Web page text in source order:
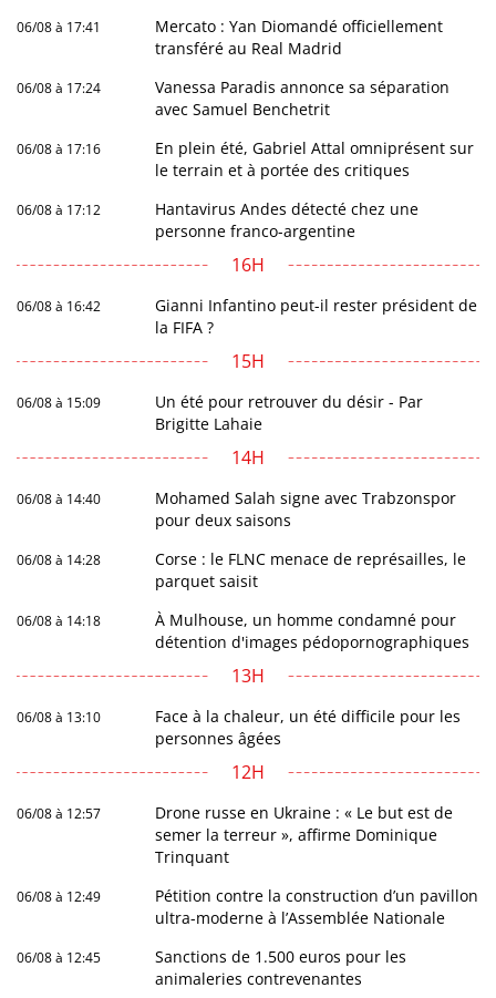
06/08 à 17:41
Mercato : Yan Diomandé officiellement
transféré au Real Madrid
06/08 à 17:24
Vanessa Paradis annonce sa séparation
avec Samuel Benchetrit
06/08 à 17:16
En plein été, Gabriel Attal omniprésent sur
le terrain et à portée des critiques
06/08 à 17:12
Hantavirus Andes détecté chez une
personne franco-argentine
16H
06/08 à 16:42
Gianni Infantino peut-il rester président de
la FIFA ?
15H
06/08 à 15:09
Un été pour retrouver du désir - Par
Brigitte Lahaie
14H
06/08 à 14:40
Mohamed Salah signe avec Trabzonspor
pour deux saisons
06/08 à 14:28
Corse : le FLNC menace de représailles, le
parquet saisit
06/08 à 14:18
À Mulhouse, un homme condamné pour
détention d'images pédopornographiques
13H
06/08 à 13:10
Face à la chaleur, un été difficile pour les
personnes âgées
12H
06/08 à 12:57
Drone russe en Ukraine : « Le but est de
semer la terreur », affirme Dominique
Trinquant
06/08 à 12:49
Pétition contre la construction d’un pavillon
ultra-moderne à l’Assemblée Nationale
06/08 à 12:45
Sanctions de 1.500 euros pour les
animaleries contrevenantes